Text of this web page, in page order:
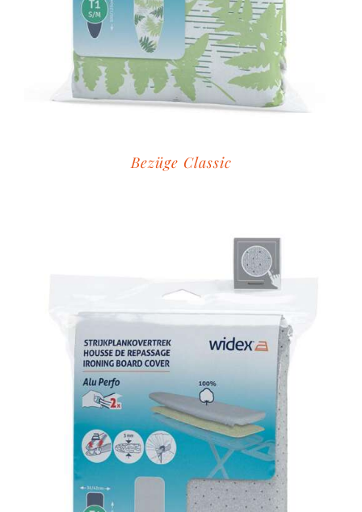
Bezüge Classic